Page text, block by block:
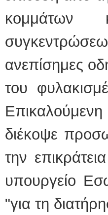
κομμάτων
ανεπίσημες
του
διέκοψε
την
υπουργείο
"για τη